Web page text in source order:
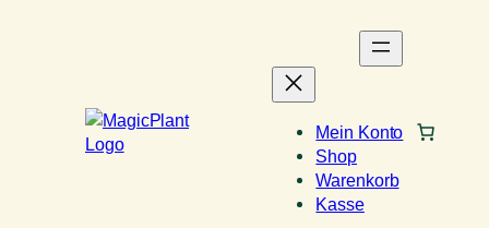
Mein Konto
Shop
Warenkorb
Kasse